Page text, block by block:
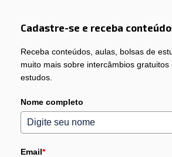
Cadastre-se e receba
Receba conteúdos, aulas, bolsas de
muito mais sobre intercâmbios gratuitos
estudos.
Nome completo
Email*